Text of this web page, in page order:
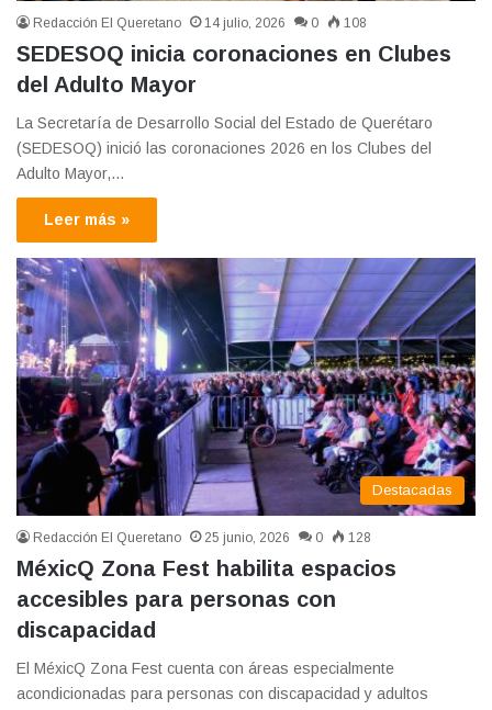
Redacción El Queretano 14 julio, 2026 0 108
SEDESOQ inicia coronaciones en Clubes
del Adulto Mayor
La Secretaría de Desarrollo Social del Estado de Querétaro
(SEDESOQ) inició las coronaciones 2026 en los Clubes del
Adulto Mayor,…
Leer más »
Destacadas
Redacción El Queretano 25 junio, 2026 0 128
MéxicQ Zona Fest habilita espacios
accesibles para personas con
discapacidad
El MéxicQ Zona Fest cuenta con áreas especialmente
acondicionadas para personas con discapacidad y adultos